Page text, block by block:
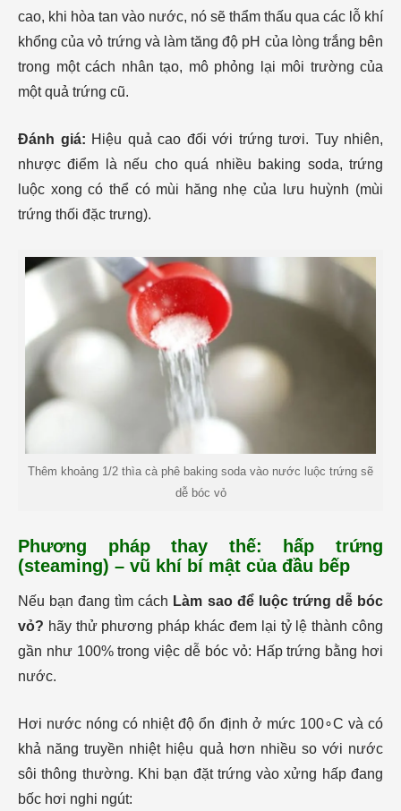
cao, khi hòa tan vào nước, nó sẽ thẩm thấu qua các lỗ khí
khổng của vỏ trứng và làm tăng độ pH của lòng trắng bên
trong một cách nhân tạo, mô phỏng lại môi trường của
một quả trứng cũ.
Đánh giá: Hiệu quả cao đối với trứng tươi. Tuy nhiên,
nhược điểm là nếu cho quá nhiều baking soda, trứng
luộc xong có thể có mùi hăng nhẹ của lưu huỳnh (mùi
trứng thối đặc trưng).
Thêm khoảng 1/2 thìa cà phê baking soda vào nước luộc trứng sẽ
dễ bóc vỏ
Phương pháp thay thế: hấp trứng
(steaming) – vũ khí bí mật của đầu bếp
Nếu bạn đang tìm cách Làm sao để luộc trứng dễ bóc
vỏ? hãy thử phương pháp khác đem lại tỷ lệ thành công
gần như 100% trong việc dễ bóc vỏ: Hấp trứng bằng hơi
nước.
Hơi nước nóng có nhiệt độ ổn định ở mức 100∘C và có
khả năng truyền nhiệt hiệu quả hơn nhiều so với nước
sôi thông thường. Khi bạn đặt trứng vào xửng hấp đang
bốc hơi nghi ngút: